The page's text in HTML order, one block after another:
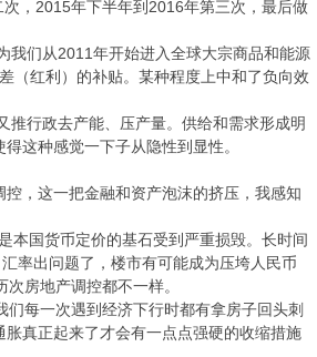
，2015年下半年到2016年第三次，最后做
我们从2011年开始进入全球大宗商品和能源
（红利）的补贴。某种程度上中和了负向效
行政去产能、压产量。供给和需求形成明
这种感觉一下子从隐性到显性。
，这一把金融和资产泡沫的挤压，我感知
本国货币定价的基石受到严重损毁。长时间
率出问题了，楼市有可能成为压垮人民币
房地产调控都不一样。
每一次遇到经济下行时都有拿房子回头刺
真正起来了才会有一点点强硬的收缩措施